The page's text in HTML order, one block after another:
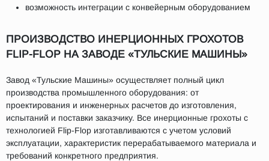
возможность интеграции с конвейерным оборудованием
ПРОИЗВОДСТВО ИНЕРЦИОННЫХ ГРОХОТОВ
FLIP-FLOP НА ЗАВОДЕ «ТУЛЬСКИЕ МАШИНЫ»
Завод «Тульские Машины» осуществляет полный цикл
производства промышленного оборудования: от
проектирования и инженерных расчетов до изготовления,
испытаний и поставки заказчику. Все инерционные грохоты с
технологией Flip-Flop изготавливаются с учетом условий
эксплуатации, характеристик перерабатываемого материала и
требований конкретного предприятия.